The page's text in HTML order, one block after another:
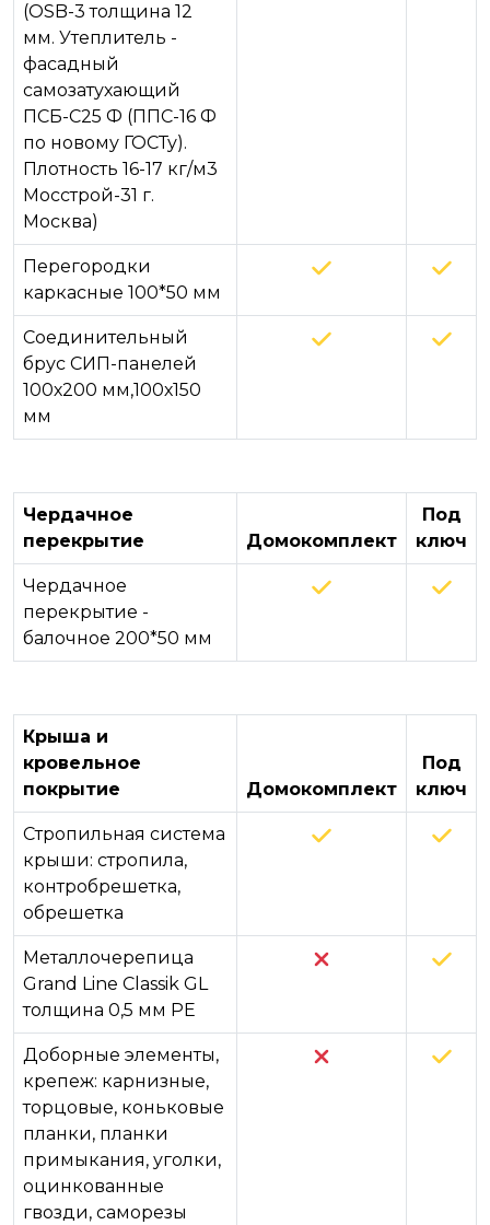
(OSB-3 толщина 12
мм. Утеплитель -
фасадный
самозатухающий
ПСБ-С25 Ф (ППС-16 Ф
по новому ГОСТу).
Плотность 16-17 кг/м3
Мосстрой-31 г.
Москва)
Перегородки
каркасные 100*50 мм
Соединительный
брус СИП-панелей
100х200 мм,100х150
мм
Чердачное
перекрытие
Домокомплект
Под
ключ
Чердачное
перекрытие -
балочное 200*50 мм
Крыша и
кровельное
покрытие
Домокомплект
Под
ключ
Стропильная система
крыши: стропила,
контробрешетка,
обрешетка
Металлочерепица
Grand Line Classik GL
толщина 0,5 мм РЕ
Доборные элементы,
крепеж: карнизные,
торцовые, коньковые
планки, планки
примыкания, уголки,
оцинкованные
гвозди, саморезы